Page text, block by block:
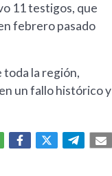
11 testigos, que
febrero pasado
toda la región,
un fallo histórico y